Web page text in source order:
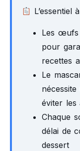
L’essentiel
Les œufs
pour
recettes
Le
éviter les
Chaque
délai de
dessert